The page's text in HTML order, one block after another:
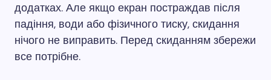
додатках. Але якщо екран постраждав після
падіння, води або фізичного тиску, скидання
нічого не виправить. Перед скиданням збережи
все потрібне.